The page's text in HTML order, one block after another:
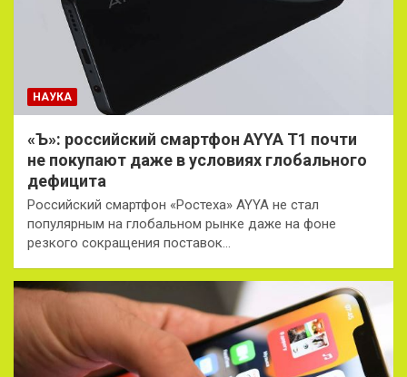
НАУКА
«Ъ»: российский смартфон AYYA T1 почти
не покупают даже в условиях глобального
дефицита
Российский смартфон «Ростеха» AYYA не стал
популярным на глобальном рынке даже на фоне
резкого сокращения поставок…